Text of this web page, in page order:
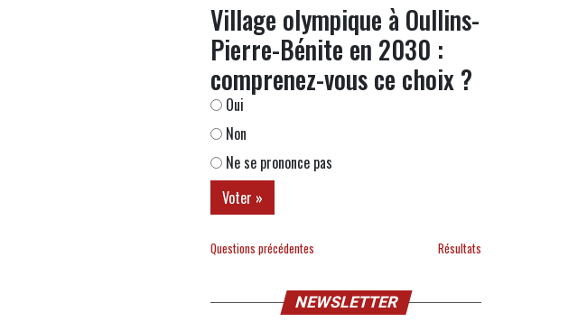
Village olympique à Oullins-
Pierre-Bénite en 2030 :
comprenez-vous ce choix ?
Oui
Non
Ne se prononce pas
Questions précédentes Résultats
NEWSLETTER